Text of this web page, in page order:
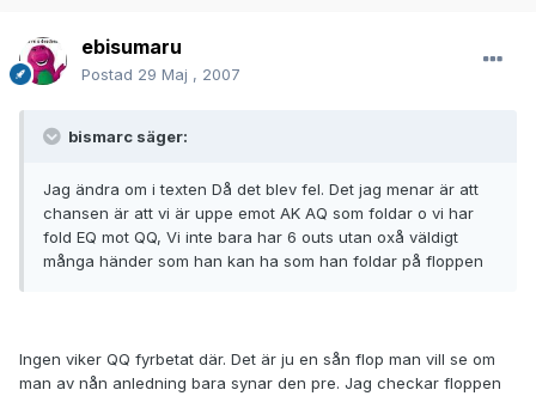
ebisumaru
Postad 29 Maj , 2007
bismarc säger:
Jag ändra om i texten Då det blev fel. Det jag menar är att
chansen är att vi är uppe emot AK AQ som foldar o vi har
fold EQ mot QQ, Vi inte bara har 6 outs utan oxå väldigt
många händer som han kan ha som han foldar på floppen
Ingen viker QQ fyrbetat där. Det är ju en sån flop man vill se om
man av nån anledning bara synar den pre. Jag checkar floppen